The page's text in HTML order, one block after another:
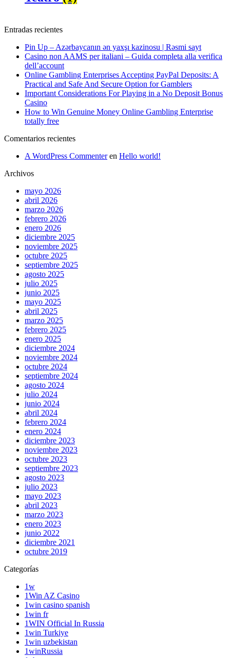
Entradas recientes
Pin Up – Azərbaycanın ən yaxşı kazinosu | Rəsmi sayt
Casino non AAMS per italiani – Guida completa alla verifica
dell’account
Online Gambling Enterprises Accepting PayPal Deposits: A
Practical and Safe And Secure Option for Gamblers
Important Considerations For Playing in a No Deposit Bonus
Casino
How to Win Genuine Money Online Gambling Enterprise
totally free
Comentarios recientes
A WordPress Commenteren Hello world!
Archivos
mayo 2026
abril 2026
marzo 2026
febrero 2026
enero 2026
diciembre 2025
noviembre 2025
octubre 2025
septiembre 2025
agosto 2025
julio 2025
junio 2025
mayo 2025
abril 2025
marzo 2025
febrero 2025
enero 2025
diciembre 2024
noviembre 2024
octubre 2024
septiembre 2024
agosto 2024
julio 2024
junio 2024
abril 2024
febrero 2024
enero 2024
diciembre 2023
noviembre 2023
octubre 2023
septiembre 2023
agosto 2023
julio 2023
mayo 2023
abril 2023
marzo 2023
enero 2023
junio 2022
diciembre 2021
octubre 2019
Categorías
1w
1Win AZ Casino
1win casino spanish
1win fr
1WIN Official In Russia
1win Turkiye
1win uzbekistan
1winRussia